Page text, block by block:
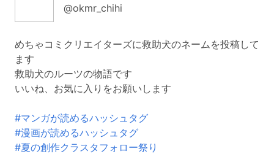
@okmr_chihi
めちゃコミクリエイターズに救助犬のネームを投稿して
ます
救助犬のルーツの物語です
いいね、お気に入りをお願いします
#マンガが読めるハッシュタグ
#漫画が読めるハッシュタグ
#夏の創作クラスタフォロー祭り